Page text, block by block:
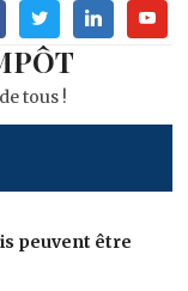
TwitterLinkedin
tous !
peuvent être